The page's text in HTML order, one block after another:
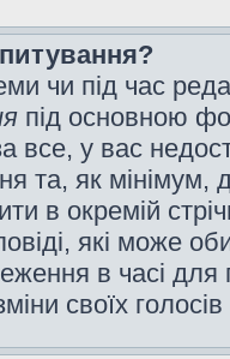
чи під час
під основною
все, у вас
та, як мінімум,
в окремій
які може
в часі для
своїх